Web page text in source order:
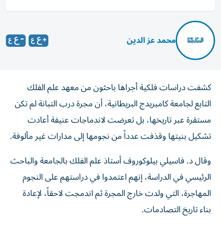
محمد عز الدين
كشفت دراسات فلكية أجراها باحثون من معهد علم الفلك
التابع لجامعة كامبريدج البريطانية، أن مجرة درب التبانة لم تكن
مستقرة عبر تاريخها، بل تعرضت لاندماجات عنيفة أعادت
تشكيل بنيتها وقذفت عدداً من نجومها إلى مدارات غير مألوفة.
وقال د. فاسيلي بيلوكوروف أستاذ علم الفلك بالجامعة والباحث
الرئيسي في الدراسة، إنهم اعتمدوا في دراستهم على النجوم
المهاجرة، التي ولدت خارج المجرة ثم اندمجت لاحقاً، لإعادة
بناء تاريخ التصادمات.